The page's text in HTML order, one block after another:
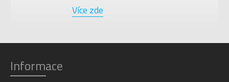
Více zde
Informace